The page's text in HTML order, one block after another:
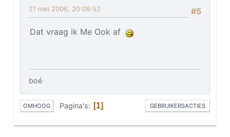
#5
21 mei 2006, 20:09:52
Dat vraag ik Me Ook af
boé
OMHOOG Pagina's 1 GEBRUIKERSACTIES